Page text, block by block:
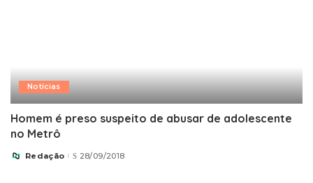
Notícias
Homem é preso suspeito de abusar de adolescente
no Metrô
Posted
Redação 28/09/2018